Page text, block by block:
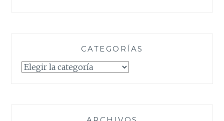
CATEGORÍAS
Categorías